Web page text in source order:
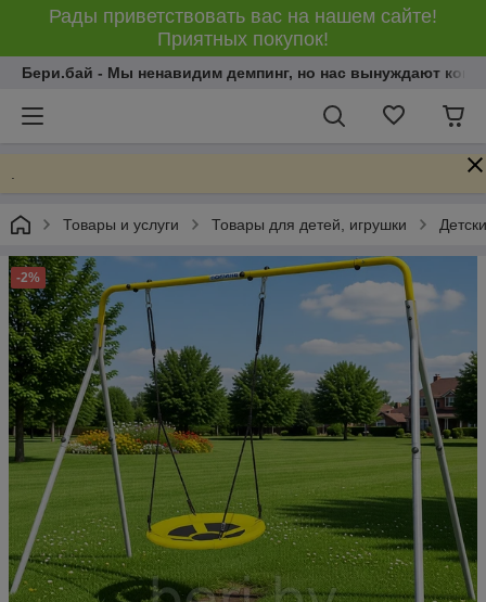
Рады приветствовать вас на нашем сайте!
Приятных покупок!
Бери.бай - Мы ненавидим демпинг, но нас вынуждают
Товары и услуги Товары для детей, игрушки
-2%